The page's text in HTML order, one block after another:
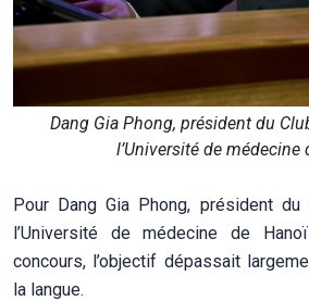
Dang Gia Phong, président du
l’Université de médecine
Pour Dang Gia Phong, président du
l’Université de médecine de
concours, l’objectif dépassait
la langue.